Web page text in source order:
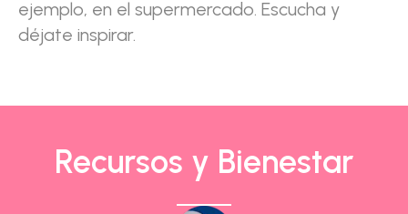
ejemplo, en el supermercado. Escucha y
déjate inspirar.
Recursos y Bienestar